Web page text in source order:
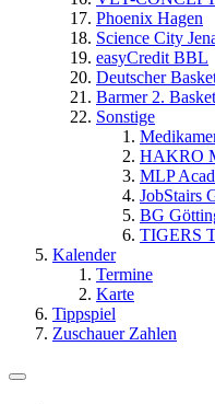
Phoenix Hagen
Science City
easyCredit BBL
Deutscher
Barmer 2.
Sonstige
HAKRO
MLP
JobStairs
BG
TIGERS
Kalender
Termine
Karte
Tippspiel
Zuschauer Zahlen